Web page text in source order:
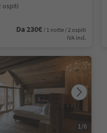
ospiti
Da 230€ / 1 notte / 2 ospiti
IVA incl.
1/6